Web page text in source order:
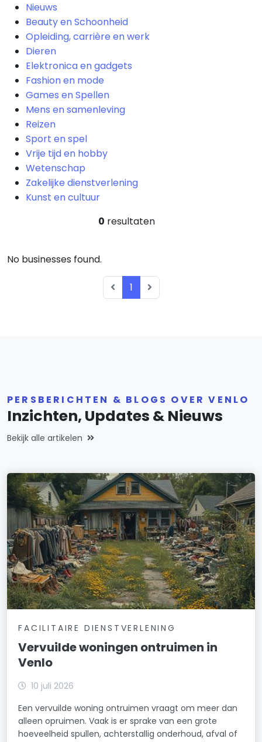
Nieuws
Beauty en Schoonheid
Opleiding, carrière en werk
Dieren
Elektronica en gadgets
Fashion en mode
Games en Spellen
Mens en samenleving
Reizen
Sport en spel
Vrije tijd en hobby
Wetenschap
Zakelijke dienstverlening
Kunst en cultuur
0 resultaten
No businesses found.
1
PERSBERICHTEN & BLOGS OVER VENLO
Inzichten, Updates & Nieuws
Bekijk alle artikelen
FACILITAIRE DIENSTVERLENING
Vervuilde woningen ontruimen in
Venlo
10 juli 2026
Een vervuilde woning ontruimen vraagt om meer dan
alleen opruimen. Vaak is er sprake van een grote
hoeveelheid spullen, achterstallig onderhoud, afval of